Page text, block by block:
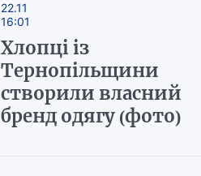
22.11
16:01
Хлопці із
Тернопільщини
створили власний
бренд одягу (фото)